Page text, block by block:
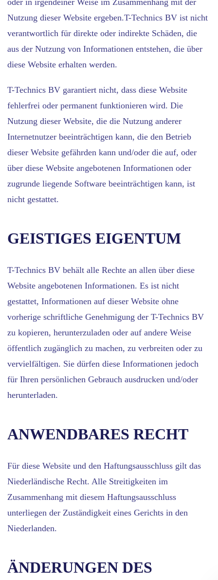
Nutzung dieser Website ergeben.T-Technics BV ist nicht
verantwortlich für direkte oder indirekte Schäden, die
aus der Nutzung von Informationen entstehen, die über
diese Website erhalten werden.
T-Technics BV garantiert nicht, dass diese Website
fehlerfrei oder permanent funktionieren wird. Die
Nutzung dieser Website, die die Nutzung anderer
Internetnutzer beeinträchtigen kann, die den Betrieb
dieser Website gefährden kann und/oder die auf, oder
über diese Website angebotenen Informationen oder
zugrunde liegende Software beeinträchtigen kann, ist
nicht gestattet.
GEISTIGES EIGENTUM
T-Technics BV behält alle Rechte an allen über diese
Website angebotenen Informationen. Es ist nicht
gestattet, Informationen auf dieser Website ohne
vorherige schriftliche Genehmigung der T-Technics BV
zu kopieren, herunterzuladen oder auf andere Weise
öffentlich zugänglich zu machen, zu verbreiten oder zu
vervielfältigen. Sie dürfen diese Informationen jedoch
für Ihren persönlichen Gebrauch ausdrucken und/oder
herunterladen.
ANWENDBARES RECHT
Für diese Website und den Haftungsausschluss gilt das
Niederländische Recht. Alle Streitigkeiten im
Zusammenhang mit diesem Haftungsausschluss
unterliegen der Zuständigkeit eines Gerichts in den
Niederlanden.
ÄNDERUNGEN DES